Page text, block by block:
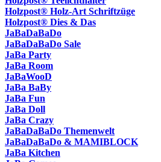
Holzpost® Holz-Art Schriftzüge
Holzpost® Dies & Das
JaBaDaBaDo
JaBaDaBaDo Sale
JaBa Party
JaBa Room
JaBaWooD
JaBa BaBy
JaBa Fun
JaBa Doll
JaBa Crazy
JaBaDaBaDo Themenwelt
JaBaDaBaDo & MAMIBLOCK
JaBa Kitchen